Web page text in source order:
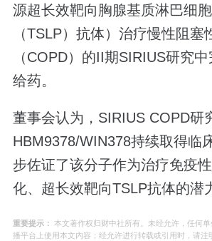
源超长效靶向胸腺基质淋巴细
（TSLP）抗体）治疗慢性阻塞
（COPD）的II期SIRIUS研究
给药。
董事会认为，SIRIUS COPD研
HBM9378/WIN378持续取得临
步佐证了该分子作为治疗免疫
化、超长效靶向TSLP抗体的潜
重要提示： 本文著作权归财中社所有。未经允许，任何
播平台上使用本文内容；经允许进行转载或引用时，请注